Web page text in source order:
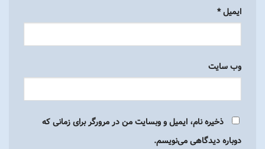
ایمیل*
وب‌ سایت
ذخیره نام، ایمیل و وبسایت من در مرورگر برای زمانی که
دوباره دیدگاهی می‌نویسم.